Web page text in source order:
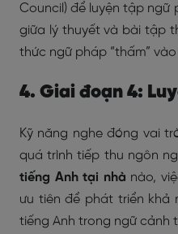
Council) để luyện tập ngữ
giữa lý thuyết và bài tập
thức ngữ pháp “thấm”
4. Giai đoạn 4:
Kỹ năng nghe đóng vai
quá trình tiếp thu ngôn
tiếng Anh tại nhà nào,
ưu tiên để phát triển khả
tiếng Anh trong ngữ cảnh